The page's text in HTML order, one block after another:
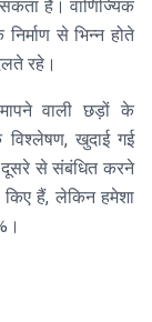
है। वाणिज्यिक
से भिन्न होते
रहे।
वाली छड़ों के
विश्लेषण, खुदाई गई
दूसरे से संबंधित करने
किए हैं, लेकिन हमेशा